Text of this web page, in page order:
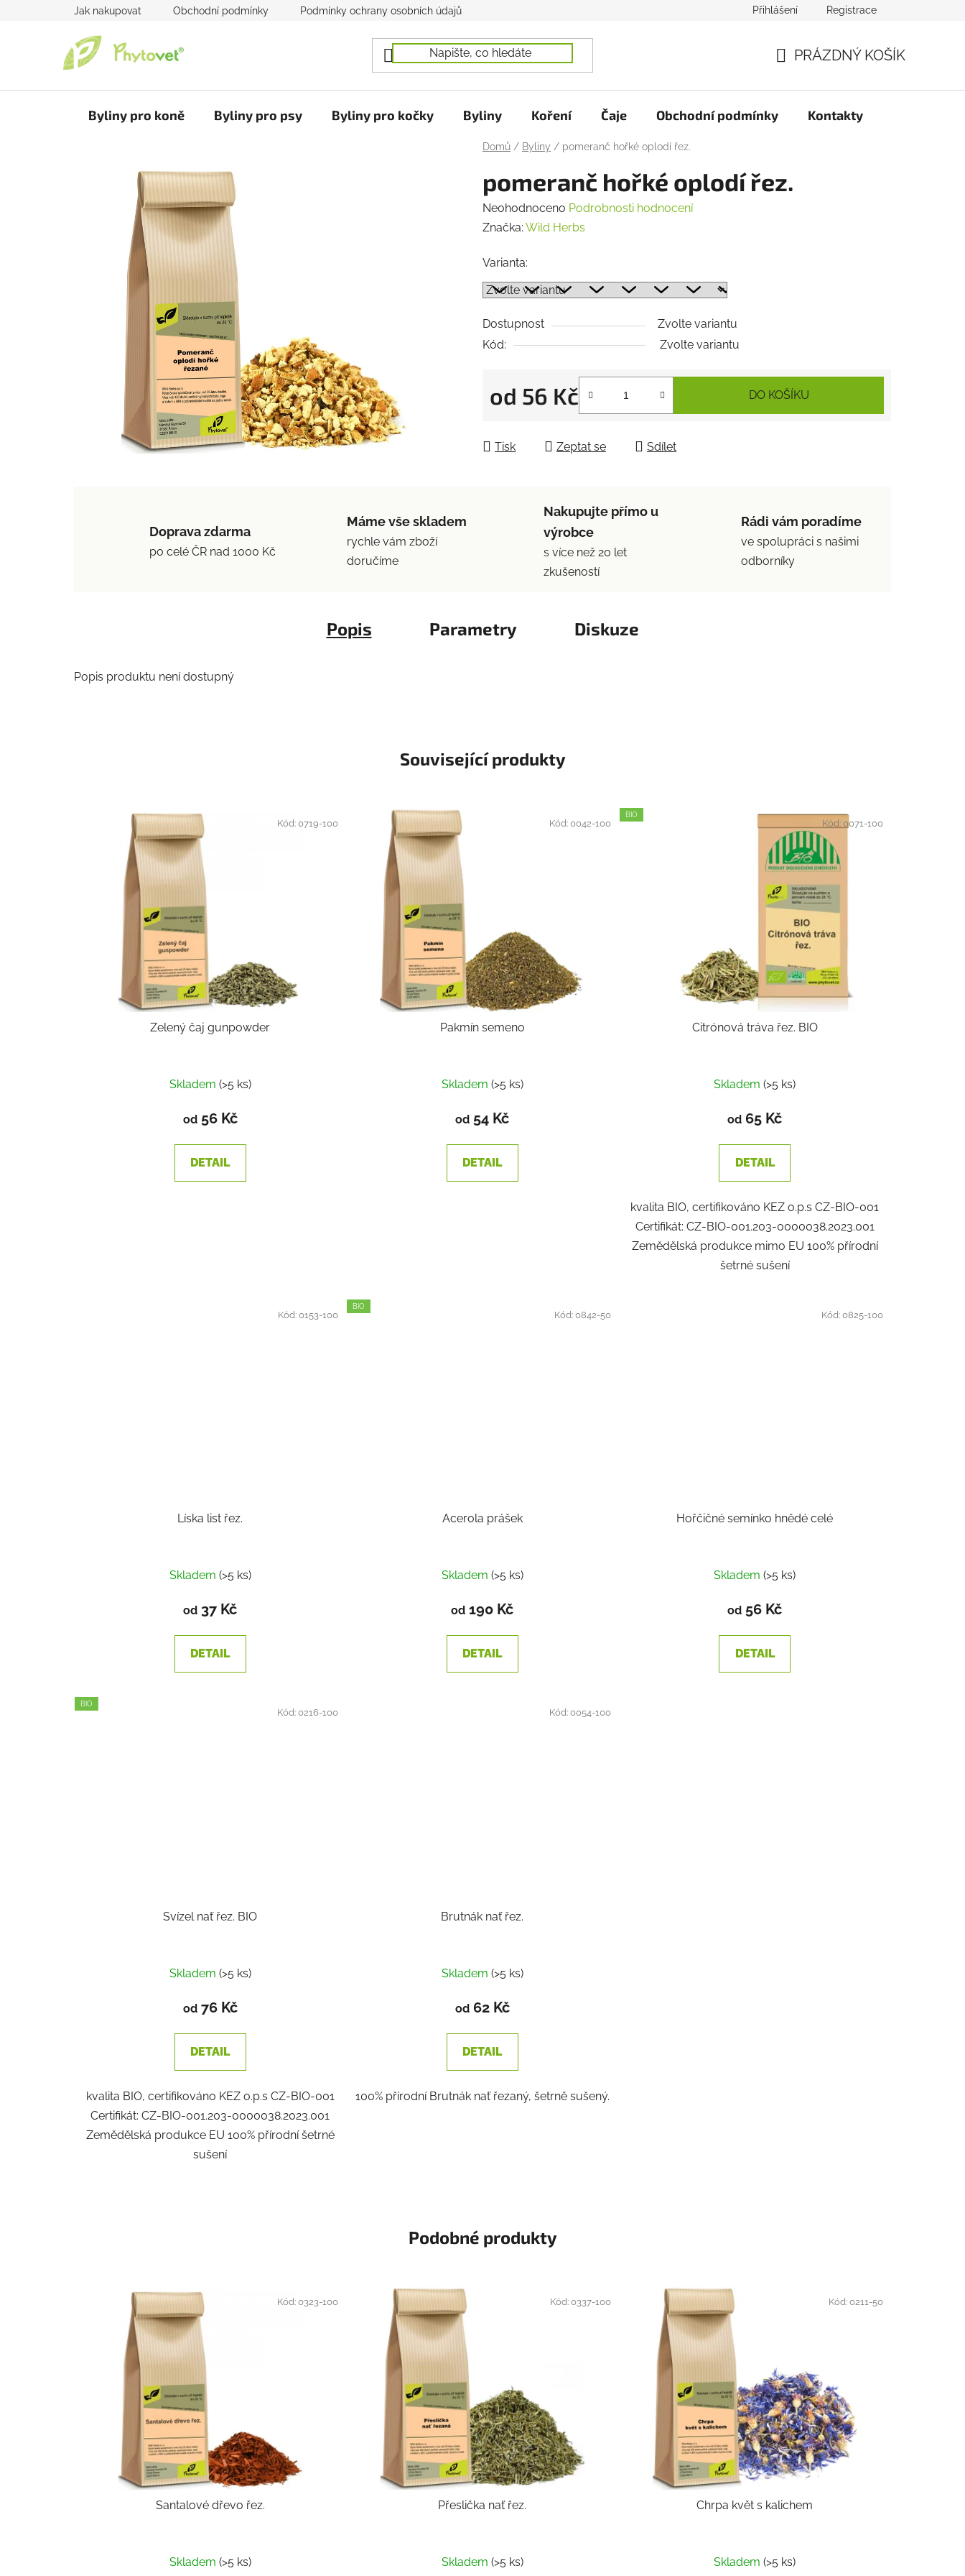
Jak nakupovat Obchodní podmínky Podmínky ochrany osobních údajů Přihlášení Registrace
KOŠÍK
PRÁZDNÝ KOŠÍK
Byliny pro koně Byliny pro psy Byliny pro kočky Byliny Koření Čaje Obchodní podmínky Kontakty
Domů / Byliny / pomeranč hořké oplodí řez.
pomeranč hořké oplodí řez.
Průměrné
hodnocení
je
0,0
5
hvězdiček.
Neohodnoceno Podrobnosti hodnocení
Značka: Wild Herbs
Varianta:
Dostupnost
Zvolte variantu
Kód:
Zvolte variantu
od 56 Kč DO KOŠÍKU
Tisk Zeptat se Sdílet
Doprava zdarma
po celé ČR nad 1000 Kč
Máme vše skladem
rychle vám zboží
doručíme
Nakupujte přímo u
výrobce
s více než 20 let
zkušeností
Rádi vám poradíme
ve spolupráci s našimi
odborníky
Popis Parametry Diskuze
Popis produktu není dostupný
Související produkty
Zelený čaj gunpowder
Skladem (>5 ks)
od56 Kč
DETAIL
Kód:0719-100
Pakmín semeno
Skladem (>5 ks)
od 54 Kč
DETAIL
Kód:0042-100
BIO
Citrónová tráva řez. BIO
Skladem(>5 ks)
od 65 Kč
DETAIL
kvalita BIO, certifikováno KEZ o.p.s CZ-BIO-001
Certifikát: CZ-BIO-001.203-0000038.2023.001
Zemědělská produkce mimo EU 100% přírodní
šetrné sušení
Kód:0071-100
Líska list řez.
Skladem (>5 ks)
od 37 Kč
DETAIL
Kód:0153-100
BIO
Acerola prášek
Skladem (>5 ks)
od 190 Kč
DETAIL
Kód:0842-50
Hořčičné semínko hnědé celé
Skladem(>5 ks)
od 56 Kč
DETAIL
Kód:0825-100
BIO
Svízel nať řez. BIO
Skladem (>5 ks)
od76 Kč
DETAIL
kvalita BIO, certifikováno KEZ o.p.s CZ-BIO-001
Certifikát: CZ-BIO-001.203-0000038.2023.001
Zemědělská produkce EU 100% přírodní šetrné
sušení
Kód:0216-100
Brutnák nať řez.
Skladem (>5 ks)
od62 Kč
DETAIL
100% přírodní Brutnák nať řezaný, šetrně sušený.
Kód:0054-100
Podobné produkty
Santalové dřevo řez.
Skladem (>5 ks)
Kód:0323-100
Přeslička nať řez.
Skladem (>5 ks)
Kód:0337-100
Chrpa květ s kalichem
Skladem(>5 ks)
Kód:0211-50